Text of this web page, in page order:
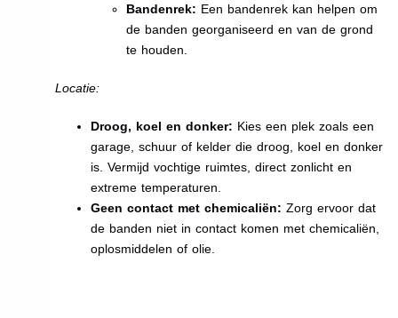
Bandenrek: Een bandenrek kan helpen om
de banden georganiseerd en van de grond
te houden.
Locatie:
Droog, koel en donker: Kies een plek zoals een
garage, schuur of kelder die droog, koel en donker
is. Vermijd vochtige ruimtes, direct zonlicht en
extreme temperaturen.
Geen contact met chemicaliën: Zorg ervoor dat
de banden niet in contact komen met chemicaliën,
oplosmiddelen of olie.